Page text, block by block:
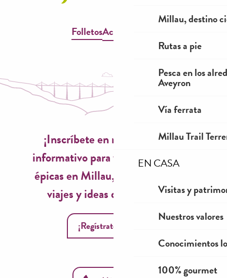
Millau, destino
Rutas a pie
Pesca en los
Aveyron
Vía ferrata
Millau Trail
EN CASA
Visitas y
Nuestros valores
Conocimientos
100% gourmet
FolletosAccesibilidad
¡Inscríbete en nuestro boletín
informativo para vivir experiencias
épicas en Millau, inspiraciones de
viajes y ideas de temporada!
¡Regístrate ahora!